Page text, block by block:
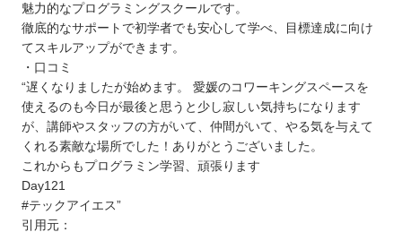
魅力的なプログラミングスクールです。
徹底的なサポートで初学者でも安心して学べ、目標達成に向け
てスキルアップができます。
・口コミ
“遅くなりましたが始めます。 愛媛のコワーキングスペースを
使えるのも今日が最後と思うと少し寂しい気持ちになります
が、講師やスタッフの方がいて、仲間がいて、やる気を与えて
くれる素敵な場所でした！ありがとうございました。
これからもプログラミン学習、頑張ります
Day121
#テックアイエス”
引用元：